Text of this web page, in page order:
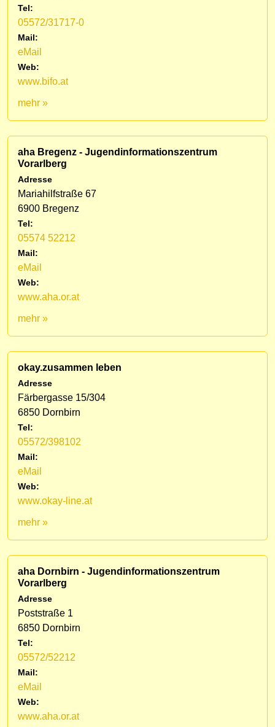
Tel:
05572/31717-0
Mail:
eMail
Web:
www.bifo.at
mehr »
aha Bregenz - Jugendinformationszentrum
Vorarlberg
Adresse
Mariahilfstraße 67
6900 Bregenz
Tel:
05574 52212
Mail:
eMail
Web:
www.aha.or.at
mehr »
okay.zusammen leben
Adresse
Färbergasse 15/304
6850 Dornbirn
Tel:
05572/398102
Mail:
eMail
Web:
www.okay-line.at
mehr »
aha Dornbirn - Jugendinformationszentrum
Vorarlberg
Adresse
Poststraße 1
6850 Dornbirn
Tel:
05572/52212
Mail:
eMail
Web:
www.aha.or.at